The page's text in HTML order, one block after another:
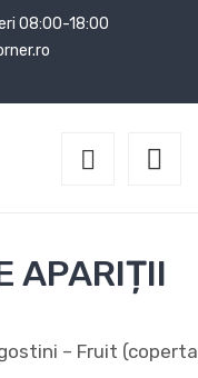
08:00-18:00
APARIȚII
– Fruit